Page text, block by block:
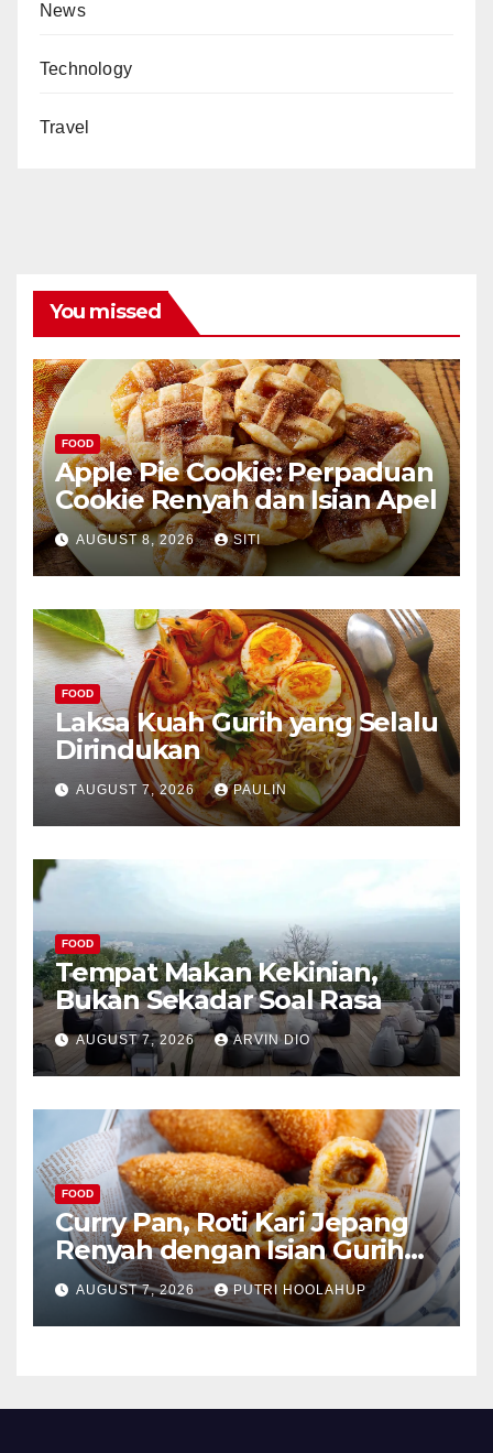
News
Technology
Travel
You missed
FOOD
Apple Pie Cookie: Perpaduan
Cookie Renyah dan Isian Apel
AUGUST 8, 2026 SITI
FOOD
Laksa Kuah Gurih yang Selalu
Dirindukan
AUGUST 7, 2026 PAULIN
FOOD
Tempat Makan Kekinian,
Bukan Sekadar Soal Rasa
AUGUST 7, 2026 ARVIN DIO
FOOD
Curry Pan, Roti Kari Jepang
Renyah dengan Isian Gurih
Menggoda
AUGUST 7, 2026 PUTRI HOOLAHUP